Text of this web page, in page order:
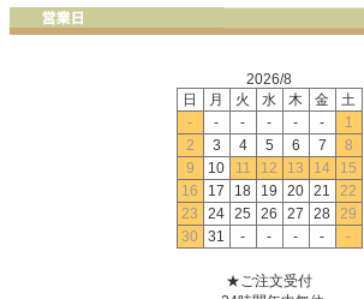
2026/8
日
月 火 水 木 金
土
-
- - - - -
1
2
3 4 5 6 7
8
9
10 11 12 13 14
15
16
17 18 19 20 21
22
23
24 25 26 27 28 29
30
31 - - - - -
★ご注文受付